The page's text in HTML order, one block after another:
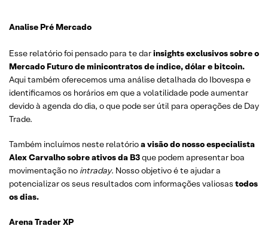
Analise Pré Mercado
Esse relatório foi pensado para te darinsights exclusivos sobre o
Mercado Futuro de minicontratos de índice, dólar e bitcoin.
Aqui também oferecemos uma análise detalhada do Ibovespa e
identificamos os horários em que a volatilidade pode aumentar
devido à agenda do dia, o que pode ser útil para operações de Day
Trade.
Também incluímos neste relatórioa visão do nosso especialista
Alex Carvalho sobre ativos da B3que podem apresentar boa
movimentação no intraday. Nosso objetivo é te ajudar a
potencializar os seus resultados com informações valiosas todos
os dias.
Arena Trader XP